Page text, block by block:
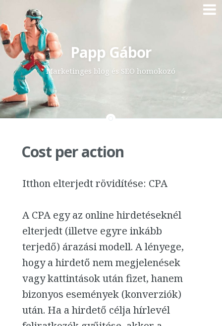
Skip
to
content
Papp Gábor
Marketinges blog és SEO homokozó
Cost per action
Itthon elterjedt rövidítése: CPA
A CPA egy az online hirdetéseknél
elterjedt (illetve egyre inkább
terjedő) árazási modell. A lényege,
hogy a hirdető nem megjelenések
vagy kattintások után fizet, hanem
bizonyos események (konverziók)
után. Ha a hirdető célja hírlevél